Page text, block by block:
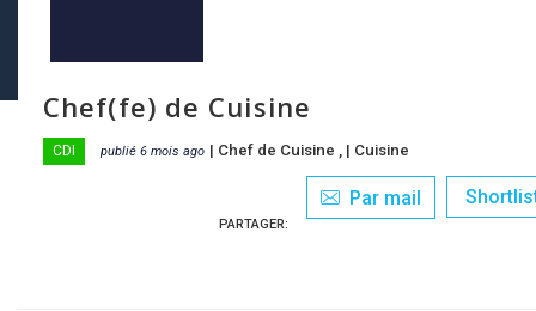
Chef(fe) de Cuisine
CDI publié 6 mois ago | Chef de Cuisine , | Cuisine
Par mail
PARTAGER: